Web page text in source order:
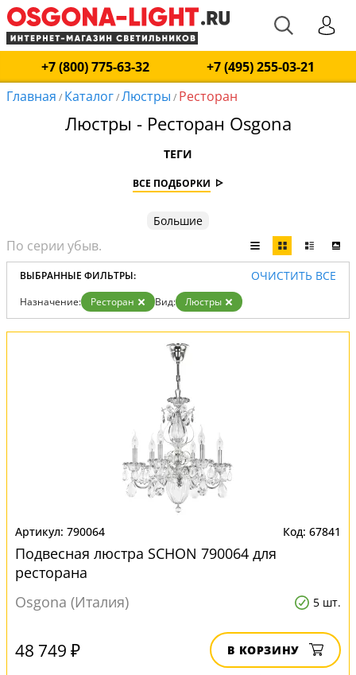
+7 (800) 775-63-32
+7 (495) 255-03-21
Главная / Каталог/Люстры / Ресторан
Люстры - Ресторан Osgona
ТЕГИ
ВСЕ ПОДБОРКИ
Большие
ВЫБРАННЫЕ ФИЛЬТРЫ: ОЧИСТИТЬ ВСЕ
Назначение: Ресторан Вид: Люстры
790064 67841
Подвесная люстра SCHON 790064 для
ресторана
Osgona (Италия)
5 шт.
48 749 ₽ В КОРЗИНУ